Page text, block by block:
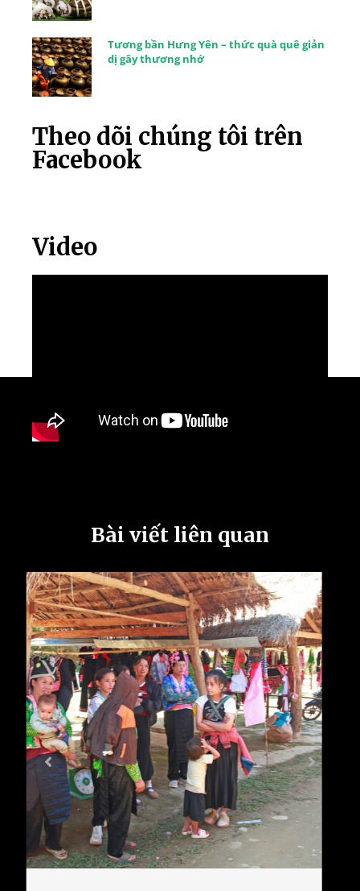
Tương bần Hưng Yên – thức quà quê giản
dị gây thương nhớ
Theo dõi chúng tôi trên
Facebook
Video
Bài viết liên quan